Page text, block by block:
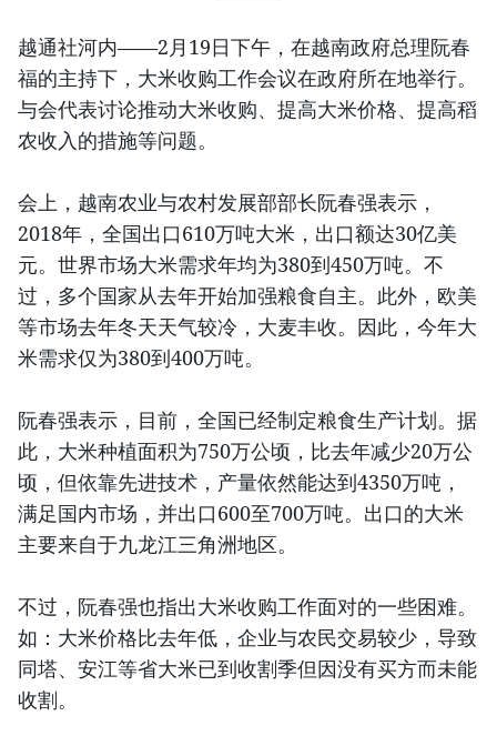
越通社河内——2月19日下午，在越南政府总理阮春
福的主持下，大米收购工作会议在政府所在地举行。
与会代表讨论推动大米收购、提高大米价格、提高稻
农收入的措施等问题。
会上，越南农业与农村发展部部长阮春强表示，
2018年，全国出口610万吨大米，出口额达30亿美
元。世界市场大米需求年均为380到450万吨。不
过，多个国家从去年开始加强粮食自主。此外，欧美
等市场去年冬天天气较冷，大麦丰收。因此，今年大
米需求仅为380到400万吨。
阮春强表示，目前，全国已经制定粮食生产计划。据
此，大米种植面积为750万公顷，比去年减少20万公
顷，但依靠先进技术，产量依然能达到4350万吨，
满足国内市场，并出口600至700万吨。出口的大米
主要来自于九龙江三角洲地区。
不过，阮春强也指出大米收购工作面对的一些困难。
如：大米价格比去年低，企业与农民交易较少，导致
同塔、安江等省大米已到收割季但因没有买方而未能
收割。